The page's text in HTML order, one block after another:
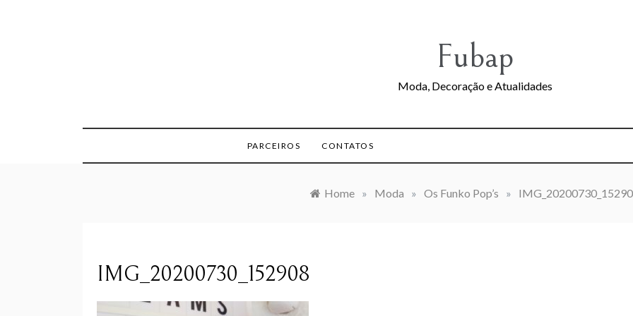
Fubap
Moda, Decoração e Atualidades
PARCEIROS CONTATOS
Home » Moda » Os Funko Pop’s »
IMG_20200730_152908